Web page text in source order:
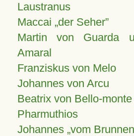
Laustranus
Maccai „der Seher”
Martin von Guarda
Amaral
Franziskus von Melo
Johannes von Arcu
Beatrix von Bello-monte
Pharmuthios
Johannes vom Brunnen